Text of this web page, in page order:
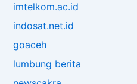
imtelkom.ac.id
indosat.net.id
goaceh
lumbung berita